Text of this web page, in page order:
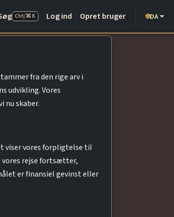
Ctrl/⌘ K Log ind Opret bruger 🌐DA
fra den rige arv i
udvikling. Vores
nu skaber.
viser vores forpligtelse til
vores rejse fortsætter,
er finansiel gevinst eller